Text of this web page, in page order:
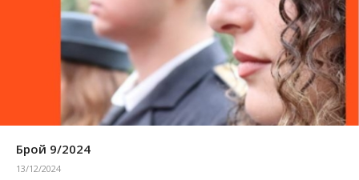
Брой 9/2024
13/12/2024